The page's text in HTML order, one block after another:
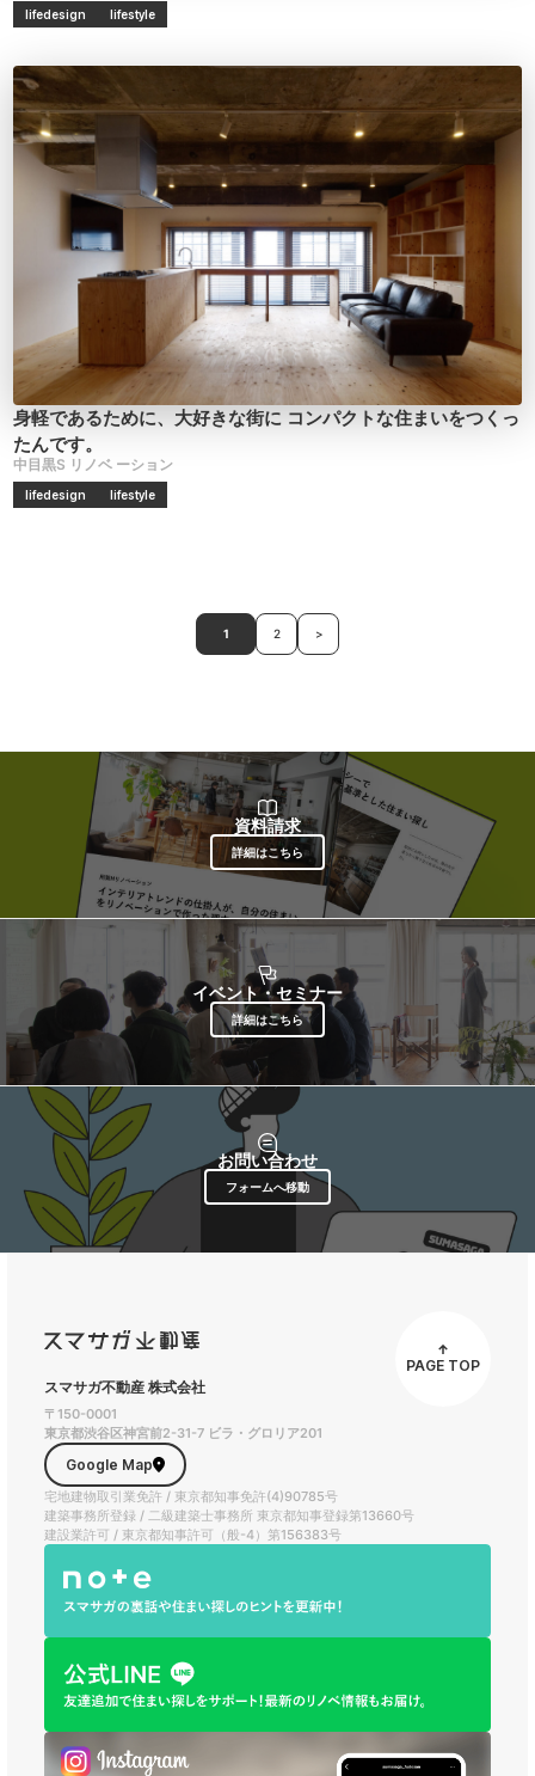
lifedesign lifestyle
身軽であるために、大好きな街に コンパクトな住まいをつくっ
たんです。
中目黒S リノベ ーション
lifedesign lifestyle
1 2 >
資料請求
詳細はこちら
イベント・セミナー
詳細はこちら
お問い合わせ
フォームへ移動
PAGE TOP
スマサガ不動産 株式会社
〒150-0001
東京都渋谷区神宮前2-31-7 ビラ・グロリア201
Google Map
宅地建物取引業免許 / 東京都知事免許(4)90785号
建築事務所登録 / 二級建築士事務所 東京都知事登録第13660号
建設業許可 / 東京都知事許可（般-4）第156383号